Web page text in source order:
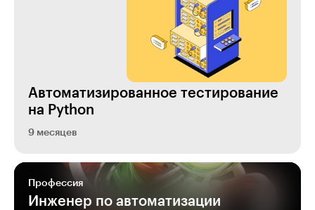
Ав­то­ма­ти­зи­ро­ван­ное тестирование
на Python
9 месяцев
Профессия
Инженер по автоматизации